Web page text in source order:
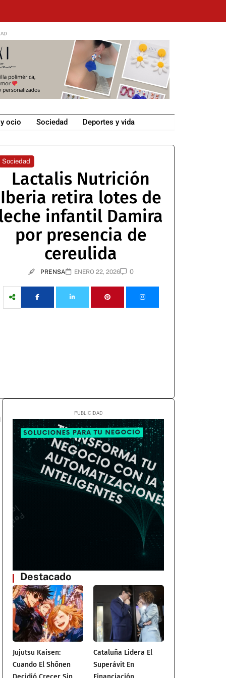
ocio Sociedad Deportes y vida
Sociedad
Lactalis Nutrición
Iberia retira lotes de
infantil Damira
por presencia de
cereulida
PRENSA ENERO 22, 2026 0
Destacado
Jujutsu Kaisen:
Cuando El Shōnen
Cataluña Lidera El
Superávit En